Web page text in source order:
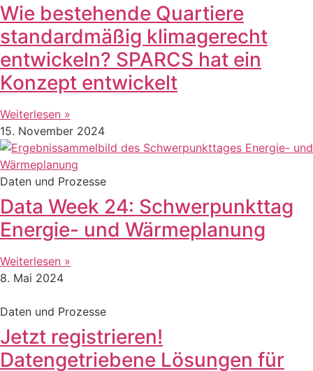
Wie bestehende Quartiere
standardmäßig klimagerecht
entwickeln? SPARCS hat ein
Konzept entwickelt
Weiterlesen »
15. November 2024
Daten und Prozesse
Data Week 24: Schwerpunkttag
Energie- und Wärmeplanung
Weiterlesen »
8. Mai 2024
Daten und Prozesse
Jetzt registrieren!
Datengetriebene Lösungen für